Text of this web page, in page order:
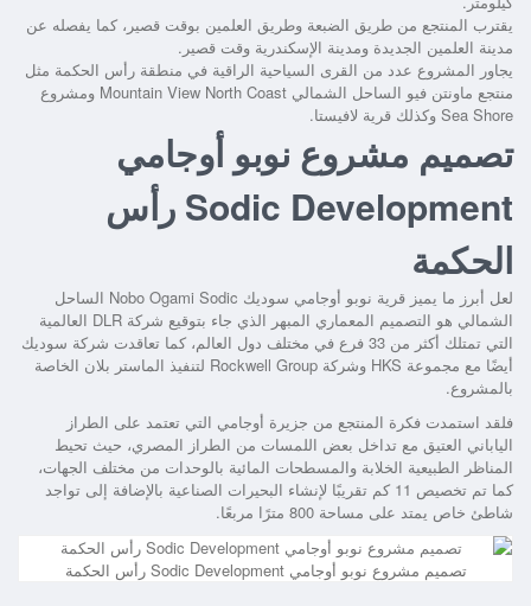
يقترب المنتجع من طريق الضبعة وطريق العلمين بوقت قصير، كما يفصله عن
مدينة العلمين الجديدة ومدينة الإسكندرية وقت قصير.
يجاور المشروع عدد من القرى السياحية الراقية في منطقة رأس الحكمة مثل
منتجع ماونتن فيو الساحل الشمالي Mountain View North Coast ومشروع
Sea Shore وكذلك قرية لافيستا.
تصميم مشروع نوبو أوجامي
Sodic Development رأس
الحكمة
لعل أبرز ما يميز
قرية نوبو أوجامي سوديك Nobo Ogami Sodic الساحل
الشمالي
هو التصميم المعماري المبهر الذي جاء بتوقيع شركة DLR العالمية
التي تمتلك أكثر من 33 فرع في مختلف دول العالم، كما تعاقدت شركة سوديك
أيضًا مع مجموعة HKS وشركة Rockwell Group لتنفيذ الماستر بلان الخاصة
بالمشروع.
فلقد استمدت فكرة المنتجع من جزيرة أوجامي التي تعتمد على الطراز
الياباني العتيق مع تداخل بعض اللمسات من الطراز المصري، حيث تحيط
المناظر الطبيعية الخلابة والمسطحات المائية بالوحدات من مختلف الجهات،
كما تم تخصيص 11 كم تقريبًا لإنشاء البحيرات الصناعية بالإضافة إلى تواجد
شاطئ خاص يمتد على مساحة 800 مترًا مربعًا.
تصميم مشروع نوبو أوجامي Sodic Development رأس الحكمة